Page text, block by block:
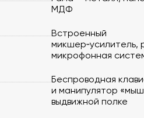
МДФ
Встроенный
микшер‑усилитель,
микрофонная
Беспроводная
и манипулятор
выдвижной полке